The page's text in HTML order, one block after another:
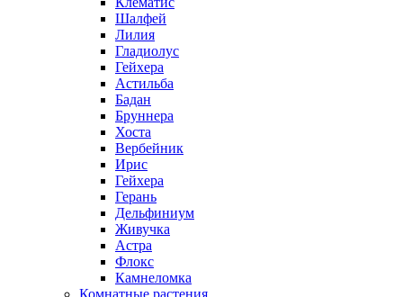
Шалфей
Лилия
Гладиолус
Гейхера
Астильба
Бадан
Бруннера
Хоста
Вербейник
Ирис
Гейхера
Герань
Дельфиниум
Живучка
Астра
Флокс
Камнеломка